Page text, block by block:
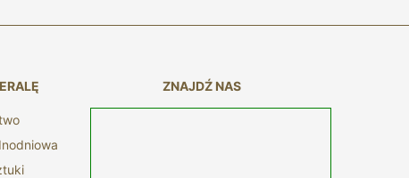
ZNAJDŹ NAS